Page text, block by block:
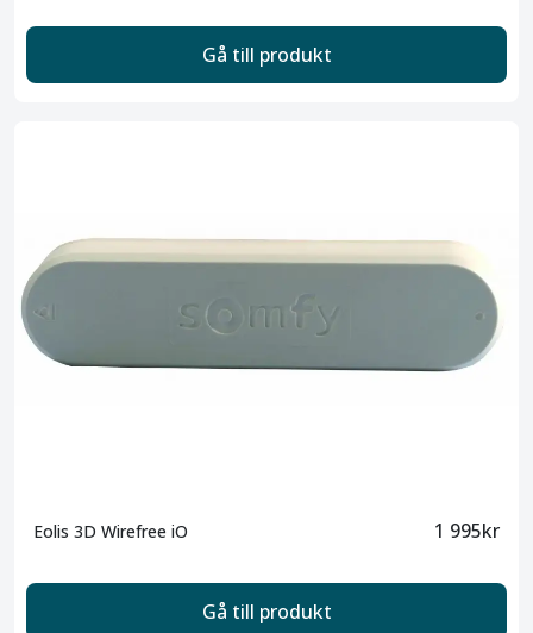
Gå till produkt
Eolis 3D Wirefree iO 1 995kr
Gå till produkt